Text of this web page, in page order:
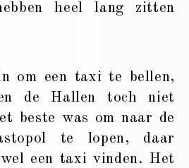
heel lang zitten
om een taxi te bellen,
de Hallen toch niet
beste was om naar de
te lopen, daar
een taxi vinden. Het